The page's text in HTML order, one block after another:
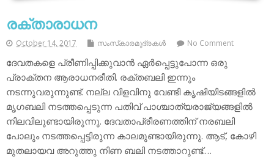
രക്താരാധന
October 14, 2017 സംസ്‌കാരമുദ്രകള്‍ No Comment
ദേവതകളെ പ്രീണിപ്പിക്കുവാന്‍ ഏര്‍പ്പെട്ടുപോന്ന ഒരു
പ്രാക്തന ആരാധനരീതി. രക്തബലി ഇന്നും
നടന്നുവരുന്നുണ്ട്. നല്ല വിളവിനു വേണ്ടി കൃഷിയിടങ്ങളില്‍
മൃഗബലി നടത്തപ്പെടുന്ന പതിവ് പാശ്ചാത്യരാജ്യങ്ങളില്‍
നിലവിലുണ്ടായിരുന്നു. ദേവതാപ്രീരണത്തിന് നരബലി
പോലും നടത്തപ്പെട്ടിരുന്ന കാലമുണ്ടായിരുന്നു. ആട്, കോഴി
മുതലായവ അറുത്തു നിണ ബലി നടത്താറുണ്ട്.…